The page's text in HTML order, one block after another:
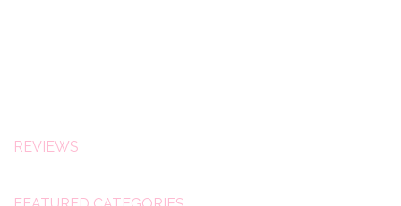
REVIEWS